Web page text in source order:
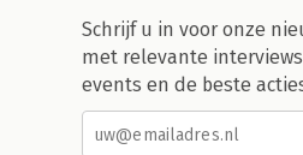
Schrijf u in voor onze
met relevante
events en de beste